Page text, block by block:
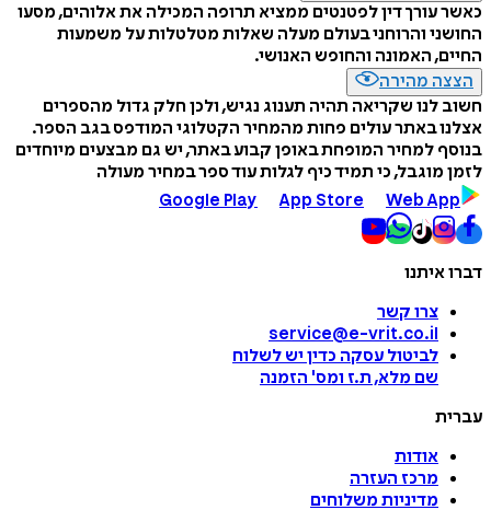
כאשר עורך דין לפטנטים ממציא תרופה המכילה את אלוהים, מסעו
החושני והרוחני בעולם מעלה שאלות מטלטלות על משמעות
החיים, האמונה והחופש האנושי.
הצצה מהירה
חשוב לנו שקריאה תהיה תענוג נגיש, ולכן חלק גדול מהספרים
אצלנו באתר עולים פחות מהמחיר הקטלוגי המודפס בגב הספר.
בנוסף למחיר המופחת באופן קבוע באתר, יש גם מבצעים מיוחדים
לזמן מוגבל, כי תמיד כיף לגלות עוד ספר במחיר מעולה
Google Play
App Store Web App
דברו איתנו
צרו קשר
service@e-vrit.co.il
לביטול עסקה כדין יש לשלוח
שם מלא, ת.ז ומס' הזמנה
עברית
אודות
מרכז העזרה
מדיניות משלוחים